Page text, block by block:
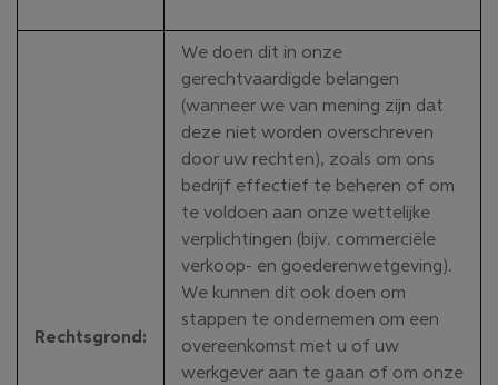
Rechtsgrond:
We doen dit in onze
gerechtvaardigde belangen
(wanneer we van mening zijn dat
deze niet worden overschreven
door uw rechten), zoals om ons
bedrijf effectief te beheren of om
te voldoen aan onze wettelijke
verplichtingen (bijv. commerciële
verkoop- en goederenwetgeving).
We kunnen dit ook doen om
stappen te ondernemen om een
overeenkomst met u of uw
werkgever aan te gaan of om onze